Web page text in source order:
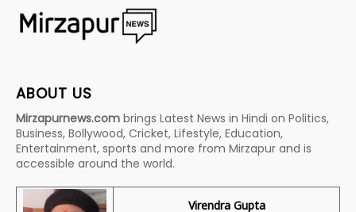
ABOUT US
Mirzapurnews.com brings Latest News in Hindi on Politics,
Business, Bollywood, Cricket, Lifestyle, Education,
Entertainment, sports and more from Mirzapur and is
accessible around the world.
Virendra Gupta